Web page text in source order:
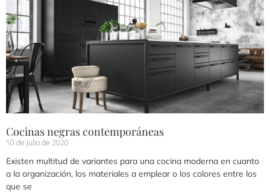
Cocinas negras contemporáneas
10 de julio de 2020
Existen multitud de variantes para una cocina moderna en cuanto
a la organización, los materiales a emplear o los colores entre los
que se